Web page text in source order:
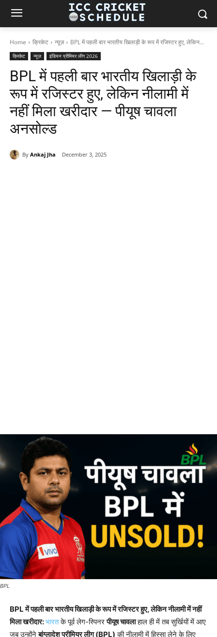
Home क्रिकेट न्यूज़ BPL में पहली बार भारतीय खिलाड़ी के रूप में रजिस्टर हुए, लेकिन...
क्रिकेट न्यूज़ इंडियन प्रीमियर लीग 2026
BPL में पहली बार भारतीय खिलाड़ी के
रूप में रजिस्टर हुए, लेकिन नीलामी में
नहीं मिला खरीदार — पीयूष चावला
अनसोल्ड
By Ankaj Jha December 3, 2025
BPL
BPL में पहली बार भारतीय खिलाड़ी के रूप में रजिस्टर हुए, लेकिन नीलामी में नहीं
मिला खरीदार:भारतके पूर्व लेग-स्पिनरपीयूष चावलाहाल ही में तब सुर्खियों में आए
जब उन्होंनेबांग्लादेश प्रीमियर लीग (BPL) की नीलामी में हिस्सा लेने के लिए